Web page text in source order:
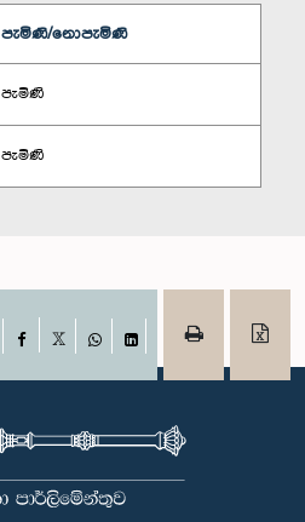
පැමිණි/නොපැමිණි
පැමිණි
පැමිණි
Facebook
WhatsAppLinkedIn